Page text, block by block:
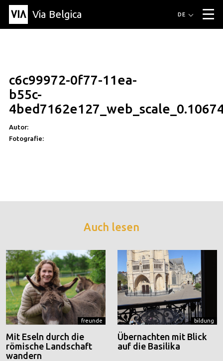
Via Belgica ▼
Artikel
Bildung
Rezept
Freunde
Über Via Belgica
Über Via Belgica
Forschung
Ausbildung
Freunde
Der Reiseführer
Organisation ▼
DE
c6c99972-0f77-11ea-
b55c-
Autor:
Fotografie:
Auch lesen
freunde
Mit Eseln durch die
römische Landschaft
wandern
bildung
Übernachten mit Blick
auf die Basilika